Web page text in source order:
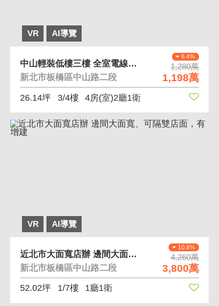
VR AI導覽
6.4%
1,280萬
1,198萬
中山輕裝低樓三樓 全室電線更新，低樓層樓梯好爬
新北市板橋區中山路二段
26.14坪 3/4樓 4房(室)2廳1衛
VR AI導覽
10.8%
4,260萬
3,800萬
近北市大面寬店辦 邊間大面寬、可隔雙店面，有增建
新北市板橋區中山路二段
52.02坪 1/7樓 1廳1衛